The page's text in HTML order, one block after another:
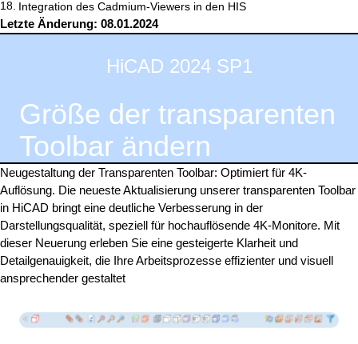
Integration des Cadmium-Viewers in den HIS
Letzte Änderung: 08.01.2024
HiCAD 2024 SP1
Größe der transparenten
Toolbar ändern
Neugestaltung der Transparenten Toolbar: Optimiert für 4K-
Auflösung. Die neueste Aktualisierung unserer transparenten Toolbar
in HiCAD bringt eine deutliche Verbesserung in der
Darstellungsqualität, speziell für hochauflösende 4K-Monitore. Mit
dieser Neuerung erleben Sie eine gesteigerte Klarheit und
Detailgenauigkeit, die Ihre Arbeitsprozesse effizienter und visuell
ansprechender gestaltet